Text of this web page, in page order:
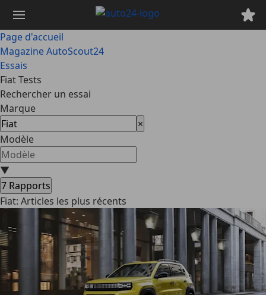
contenu
principal
Page d'accueil
Magazine AutoScout24
Essais
Fiat Tests
Rechercher un essai
Marque
×
Modèle
▼
7 Rapports
Fiat: Articles les plus récents